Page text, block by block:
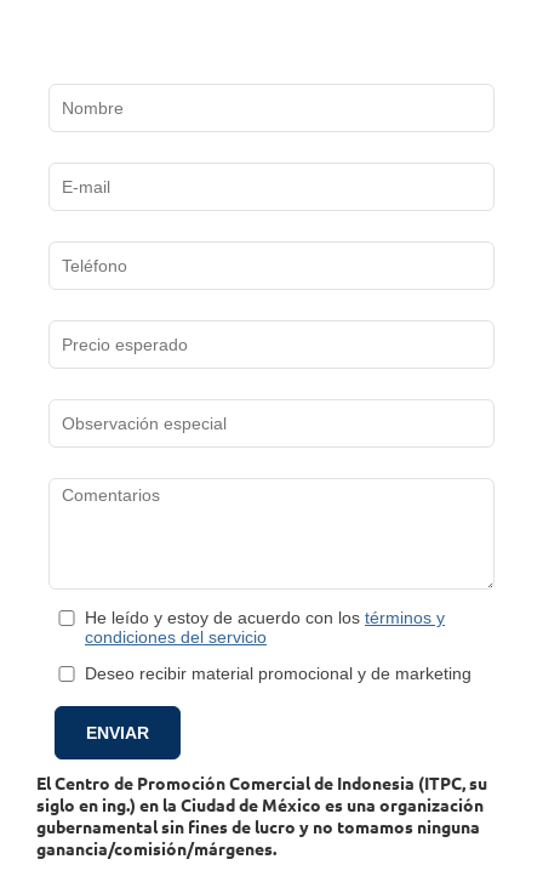
He leído y estoy de acuerdo con los términos y
condiciones del servicio
Deseo recibir material promocional y de marketing
El Centro de Promoción Comercial de Indonesia (ITPC, su
siglo en ing.) en la Ciudad de México es una organización
gubernamental sin fines de lucro y no tomamos ninguna
ganancia/comisión/márgenes.